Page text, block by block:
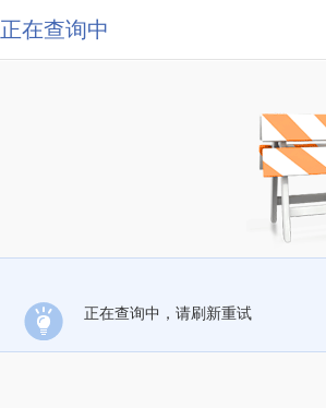
正在查询中
正在查询中，请刷新重试